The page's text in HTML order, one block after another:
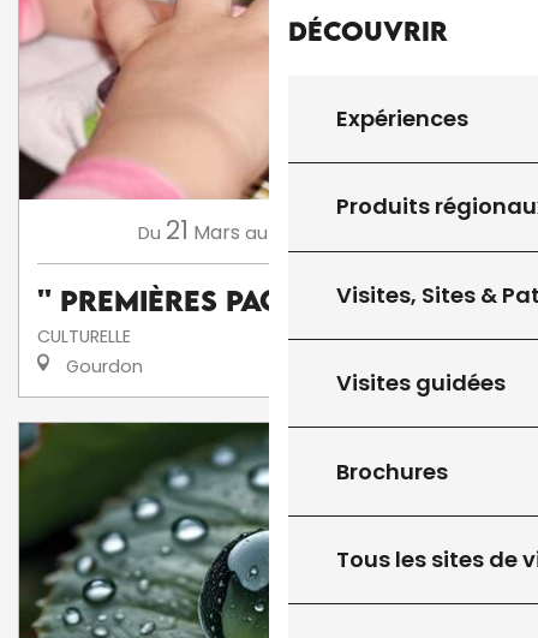
Découvrir
Expériences
Produits
Visites, Sites &
Visites guidées
Brochures
Tous les sites de
Du 21 Mars au
'' Premières Pages ''
CULTURELLE
Gourdon